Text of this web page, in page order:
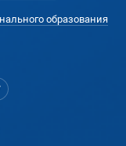
образования